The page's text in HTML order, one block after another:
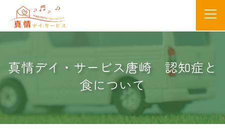
真情デイ・サービス唐崎 認知症と
食について